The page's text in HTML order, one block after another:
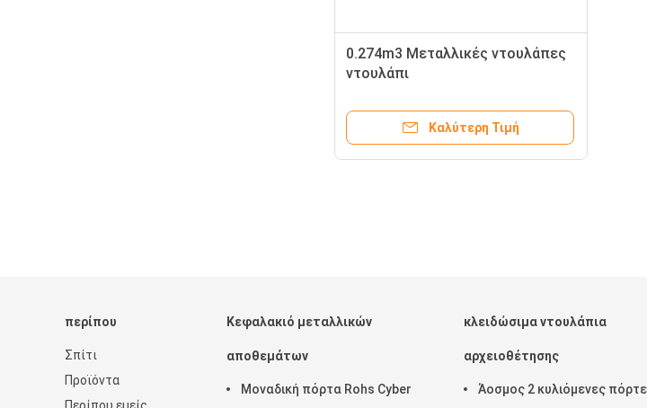
0.274m3 Μεταλλικές ντουλάπες
ντουλάπι
Καλύτερη Τιμή
περίπου
Σπίτι
Προϊόντα
Κεφαλακιό μεταλλικών
αποθεμάτων
Μοναδική πόρτα Rohs Cyber
κλειδώσιμα ντουλάπια
αρχειοθέτησης
Άοσμος 2 κυλιόμενες